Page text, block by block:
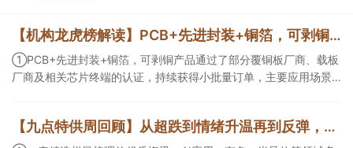
【机构龙虎榜解读】PCB+先进封装+铜箔，可剥铜产品通过了部分覆铜板厂商、载板厂商及相关芯片终端的认证，持续获得小批量订单，主要应用场景包括芯片封装光模块用PCB，机构大额净买入这家公司
①PCB+先进封装+铜箔，可剥铜产品通过了部分覆铜板厂商、载板
厂商及相关芯片终端的认证，持续获得小批量订单，主要应用场景
等方面具有丰富经验，具备承接细胞与基因治疗产品商业化受托生【九点特供周回顾】从超跌到情绪升温再到反弹，栏目梳理AI应用题材逻辑，AI教育人气公司解读后获4连板